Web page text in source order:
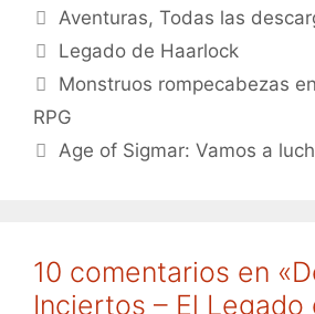
Categorías
Aventuras,Todas las
Etiquetas
Legado de Haarlock
Monstruos rompecabezas
RPG
Age of Sigmar: Vamos a
10 comentarios en
Inciertos – El Legado